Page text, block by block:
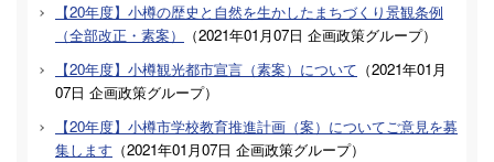
【20年度】小樽の歴史と自然を生かしたまちづくり景観条例
（全部改正・素案）
（2021年01月07日 企画政策グループ）
【20年度】小樽観光都市宣言（素案）について （2021年01月
07日 企画政策グループ）
【20年度】小樽市学校教育推進計画（案）についてご意見を募
集します （2021年01月07日 企画政策グループ）